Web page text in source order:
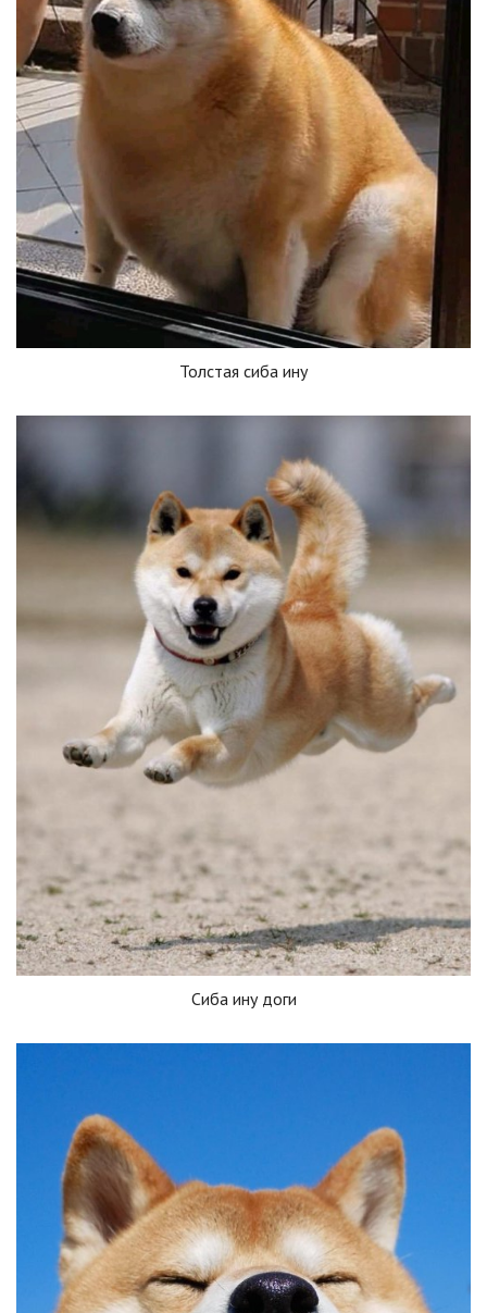
Толстая сиба ину
Сиба ину доги